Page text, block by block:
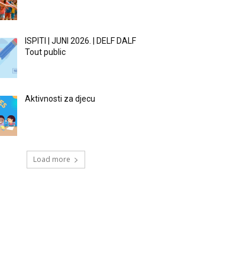
ISPITI | JUNI 2026. | DELF DALF
Tout public
Aktivnosti za djecu
Load more